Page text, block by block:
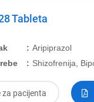
Tableta
Aripiprazol
Shizofrenija,
za pacijenta